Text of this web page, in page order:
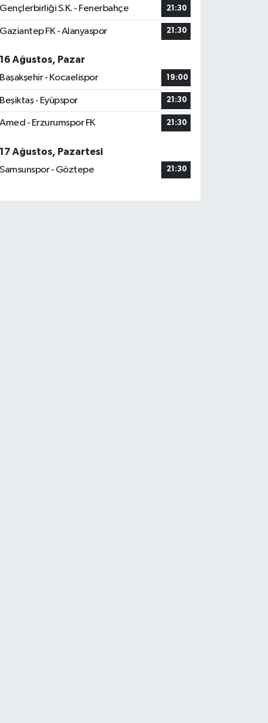
Gençlerbirliği S.K. - Fenerbahçe 21:30
Gaziantep FK - Alanyaspor 21:30
16 Ağustos, Pazar
Başakşehir - Kocaelispor
19:00
Beşiktaş - Eyüpspor 21:30
Amed - Erzurumspor FK 21:30
17 Ağustos, Pazartesi
Samsunspor - Göztepe
21:30